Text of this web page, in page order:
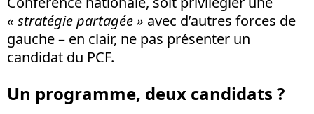
« stratégie partagée » avec d’autres forces de
gauche – en clair, ne pas présenter un
candidat du PCF.
Un programme, deux candidats ?